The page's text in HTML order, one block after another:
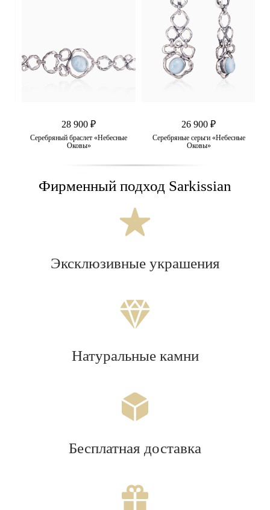
28 900 ₽
Серебряный браслет «Небесные
Оковы»
26 900 ₽
Серебряные серьги «Небесные
Оковы»
Фирменный подход Sarkissian
Эксклюзивные украшения
Натуральные камни
Бесплатная доставка